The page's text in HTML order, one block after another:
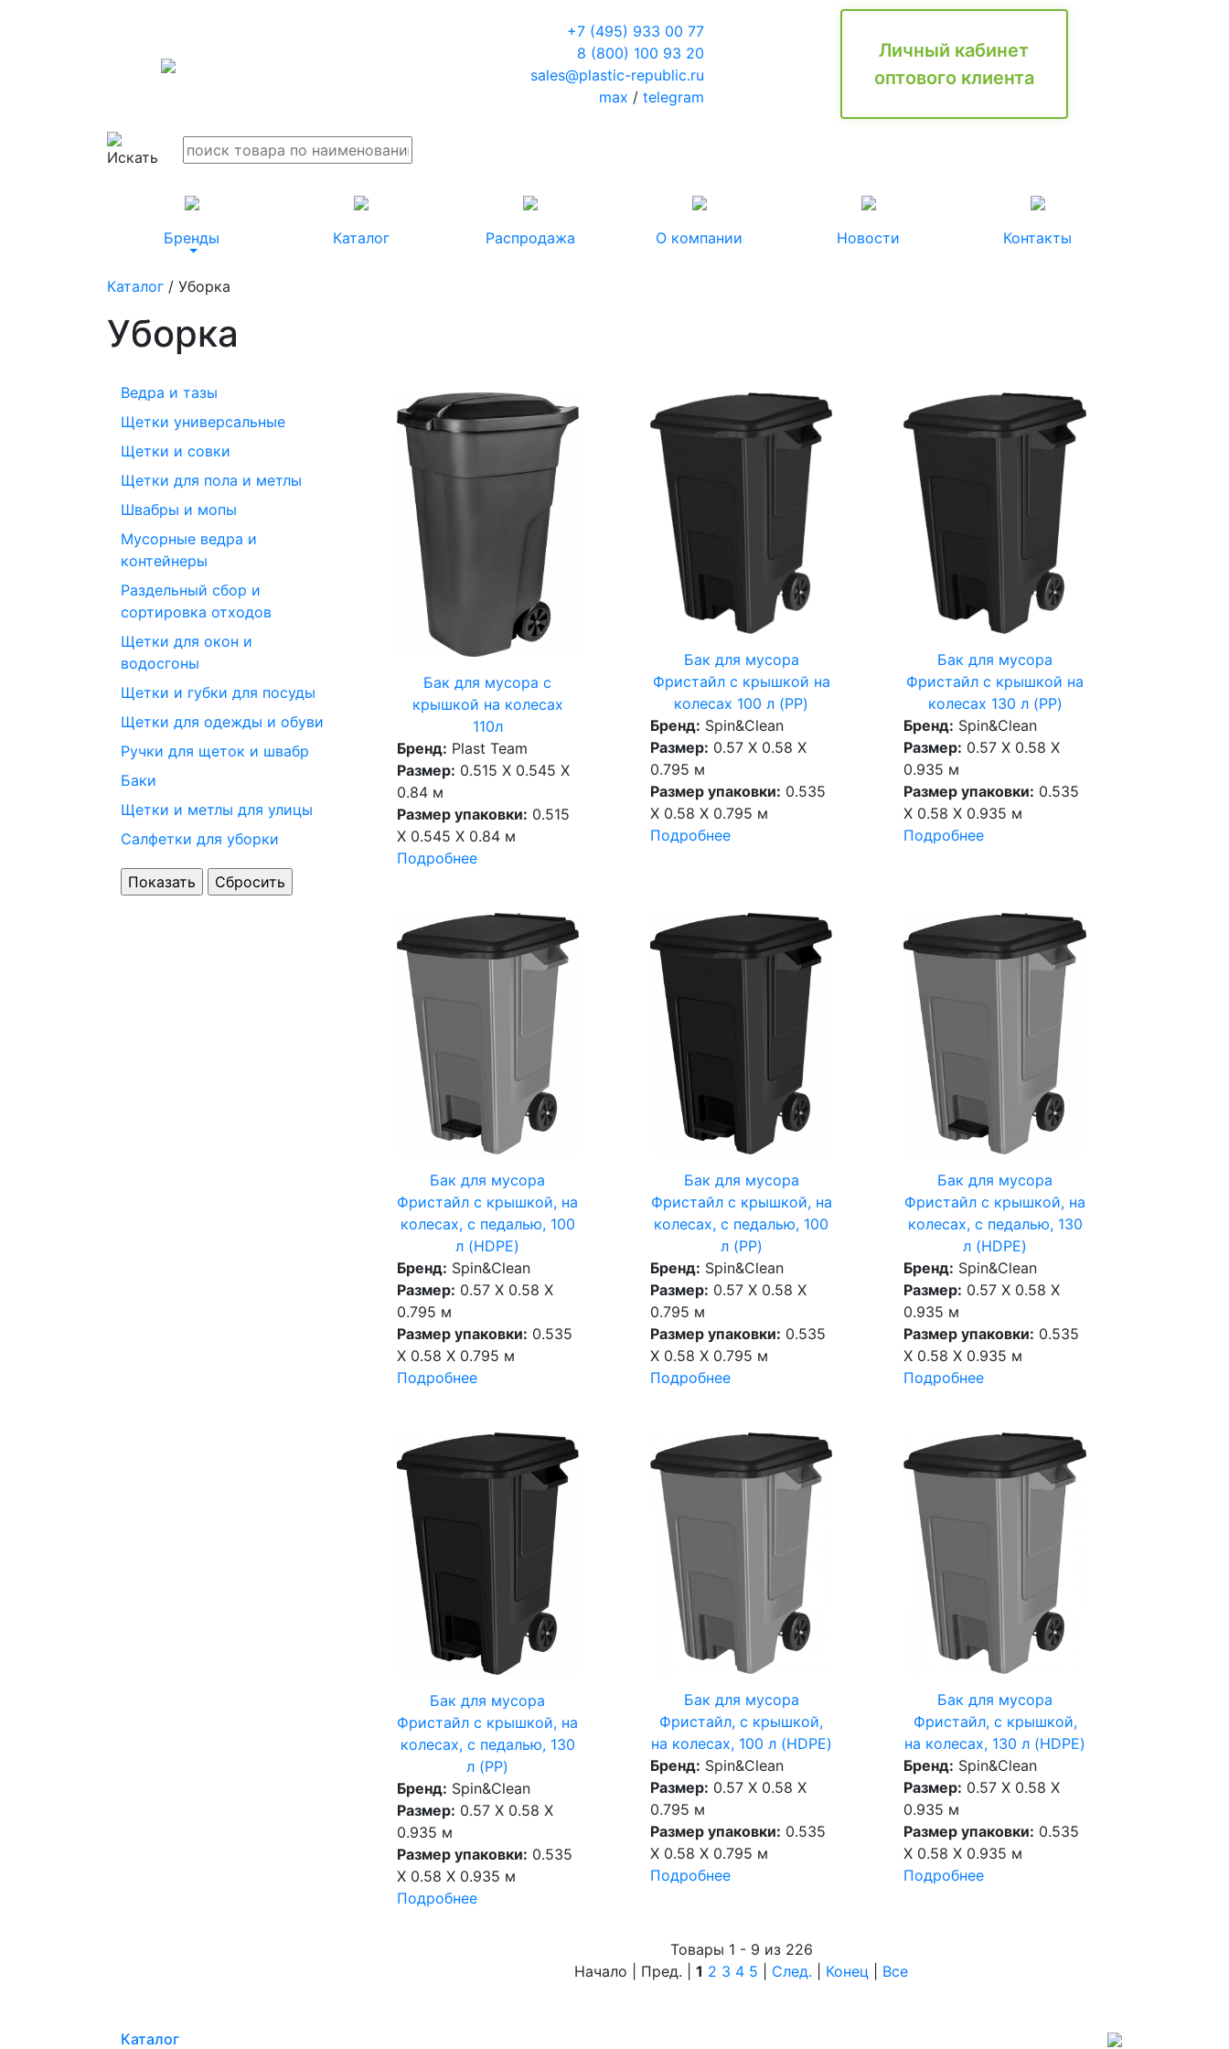
+7 (495) 933 00 77
8 (800) 100 93 20
sales@plastic-republic.ru
max / telegram
Личный кабинет
оптового клиента
Бренды Каталог Распродажа О компании Новости Контакты
Каталог / Уборка
Уборка
Ведра и тазы
Щетки универсальные
Щетки и совки
Щетки для пола и метлы
Швабры и мопы
Мусорные ведра и
контейнеры
Раздельный сбор и
сортировка отходов
Щетки для окон и
водосгоны
Щетки и губки для посуды
Щетки для одежды и обуви
Ручки для щеток и швабр
Баки
Щетки и метлы для улицы
Салфетки для уборки
Бак для мусора с
крышкой на колесах
110л
Бренд: Plast Team
Размер: 0.515 X 0.545 X
0.84 м
Размер упаковки: 0.515
X 0.545 X 0.84 м
Подробнее
Бак для мусора
Фристайл с крышкой на
колесах 100 л (PP)
Бренд: Spin&Clean
Размер: 0.57 X 0.58 X
0.795 м
Размер упаковки: 0.535
X 0.58 X 0.795 м
Подробнее
Бак для мусора
Фристайл с крышкой на
колесах 130 л (PP)
Бренд: Spin&Clean
Размер: 0.57 X 0.58 X
0.935 м
Размер упаковки: 0.535
X 0.58 X 0.935 м
Подробнее
Бак для мусора
Фристайл с крышкой, на
колесах, с педалью, 100
л (HDPE)
Бренд: Spin&Clean
Размер: 0.57 X 0.58 X
0.795 м
Размер упаковки: 0.535
X 0.58 X 0.795 м
Подробнее
Бак для мусора
Фристайл с крышкой, на
колесах, с педалью, 100
л (PP)
Бренд: Spin&Clean
Размер: 0.57 X 0.58 X
0.795 м
Размер упаковки: 0.535
X 0.58 X 0.795 м
Подробнее
Бак для мусора
Фристайл с крышкой, на
колесах, с педалью, 130
л (HDPE)
Бренд: Spin&Clean
Размер: 0.57 X 0.58 X
0.935 м
Размер упаковки: 0.535
X 0.58 X 0.935 м
Подробнее
Бак для мусора
Фристайл с крышкой, на
колесах, с педалью, 130
л (PP)
Бренд: Spin&Clean
Размер: 0.57 X 0.58 X
0.935 м
Размер упаковки: 0.535
X 0.58 X 0.935 м
Подробнее
Бак для мусора
Фристайл, с крышкой,
на колесах, 100 л (HDPE)
Бренд: Spin&Clean
Размер: 0.57 X 0.58 X
0.795 м
Размер упаковки: 0.535
X 0.58 X 0.795 м
Подробнее
Бак для мусора
Фристайл, с крышкой,
на колесах, 130 л (HDPE)
Бренд: Spin&Clean
Размер: 0.57 X 0.58 X
0.935 м
Размер упаковки: 0.535
X 0.58 X 0.935 м
Подробнее
Товары 1 - 9 из 226
Начало | Пред. |1 2 3 4 5 След. Конец Все
Каталог